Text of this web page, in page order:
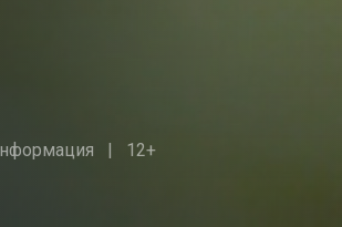
12+